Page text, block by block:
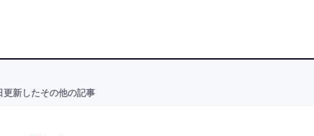
更新したその他の記事